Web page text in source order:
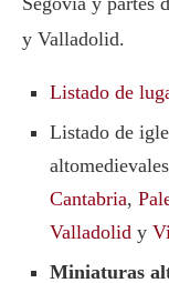
y Valladolid.
Listado de
Listado de
Cantabria,
Valladolid y
Miniaturas